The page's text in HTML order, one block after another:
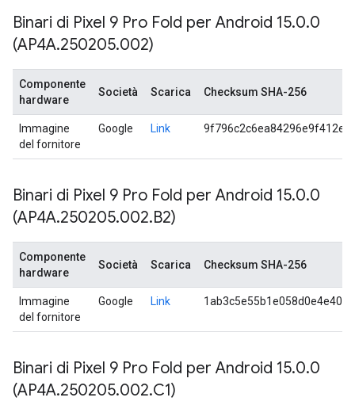
Binari di Pixel 9 Pro Fold per Android 15.0.0
(AP4A.250205.002)
Componente
hardware
Società Scarica Checksum SHA-256
Immagine
del fornitore
Google Link
Binari di Pixel 9 Pro Fold per Android 15.0.0
(AP4A.250205.002.B2)
Componente
hardware
Società Scarica Checksum SHA-256
Immagine
del fornitore
Google Link
Binari di Pixel 9 Pro Fold per Android 15.0.0
(AP4A.250205.002.C1)